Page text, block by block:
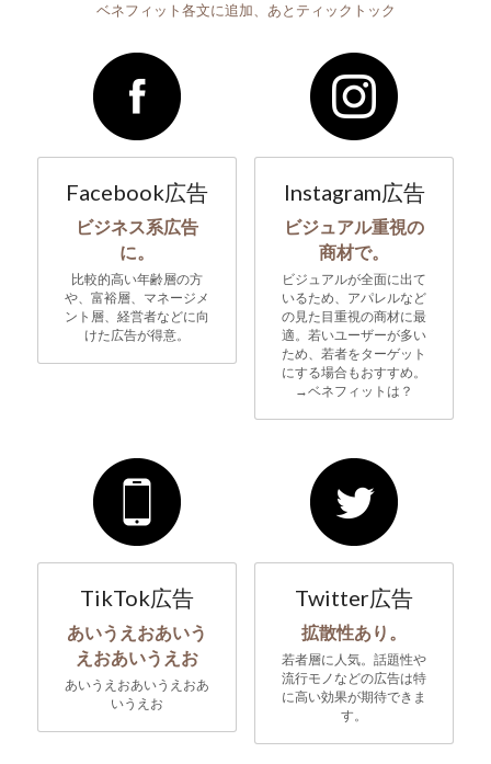
ベネフィット各文に追加、あとティックトック
Facebook広告
ビジネス系広告
に。
比較的高い年齢層の方
や、富裕層、マネージメ
ント層、経営者などに向
けた広告が得意。
Instagram広告
ビジュアル重視の
商材で。
ビジュアルが全面に出て
いるため、アパレルなど
の見た目重視の商材に最
適。若いユーザーが多い
ため、若者をターゲット
にする場合もおすすめ。
→ベネフィットは？
TikTok広告
あいうえおあいう
えおあいうえお
あいうえおあいうえおあ
いうえお
Twitter広告
拡散性あり。
若者層に人気。話題性や
流行モノなどの広告は特
に高い効果が期待できま
す。